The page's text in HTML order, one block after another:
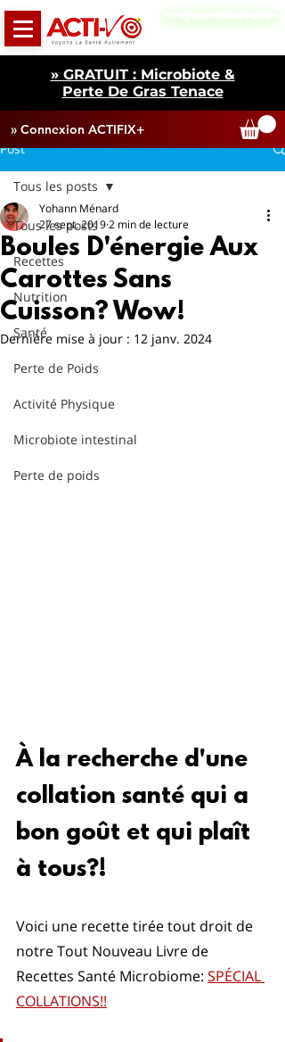
» Connexion ACTIFIX+
» GRATUIT : Microbiote &
Perte De Gras Tenace
» Quiz GRATUIT
Post
Tous les posts
Recettes
Nutrition
Santé
Perte de Poids
Activité Physique
Microbiote intestinal
Perte de poids
Tous les posts
Boules D'énergie Aux
Carottes Sans
Cuisson? Wow!
Yohann Ménard
27 sept. 20192 min de lecture
Dernière mise à jour : 12 janv. 2024
À la recherche d'une
collation santé qui a
bon goût et qui plaît
à tous?!
Voici une recette tirée tout droit de
notre Tout Nouveau Livre de
Recettes Santé Microbiome: SPÉCIAL
COLLATIONS!!